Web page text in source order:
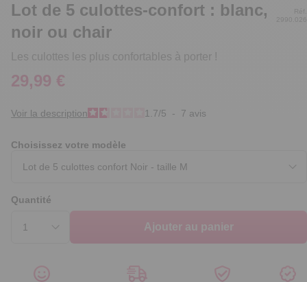
Lot de 5 culottes-confort : blanc,
noir ou chair
Les culottes les plus confortables à porter !
Réf.
2990.026
29,99 €
Voir la description 1.7/5 - 7 avis
Choisissez votre modèle
Quantité
Ajouter au panier